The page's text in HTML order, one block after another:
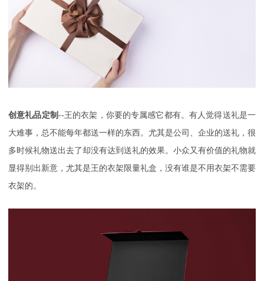
创意礼品定制 --王的衣架，你要的专属感它都有。有人觉得送礼是一
大难事，总不能每年都送一样的东西。尤其是公司、企业的送礼，很
多时候礼物送出去了却没有达到送礼的效果。小众又有价值的礼物就
显得别出新意，尤其是王的衣架限量礼盒，没有谁是不用衣架不需要
衣架的。